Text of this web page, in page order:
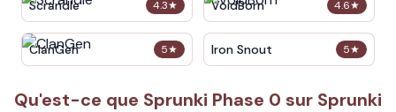
4.3★
Scrandle 4.6★
VoidBorn
5★
ClanGen 5★
Iron Snout
Qu'est-ce que Sprunki Phase 0 sur Sprunki